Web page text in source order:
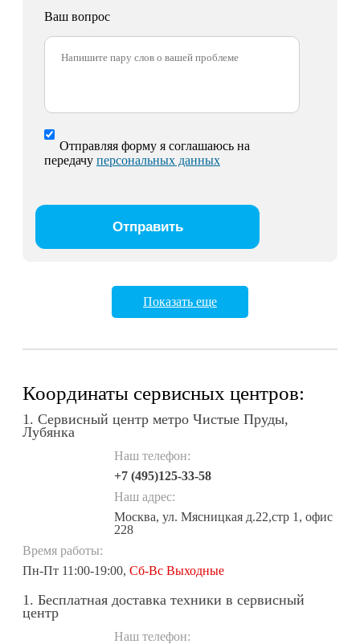
Ваш вопрос
Отправляя форму я соглашаюсь на
передачу персональных данных
Показать еще
Координаты сервисных центров:
1. Сервисный центр метро Чистые Пруды,
Лубянка
Наш телефон:
+7 (495)125-33-58
Наш адрес:
Москва, ул. Мясницкая д.22,стр 1, офис
228
Время работы:
Пн-Пт 11:00-19:00, Сб-Вс Выходные
1. Бесплатная доставка техники в сервисный
центр
Наш телефон: